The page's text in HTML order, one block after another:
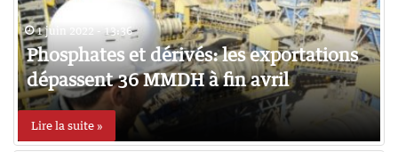
1 juin 2022 - 13:36
Phosphates et dérivés: les exportations
dépassent 36 MMDH à fin avril
Lire la suite »